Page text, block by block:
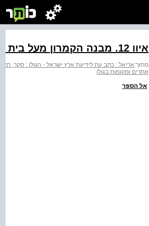
איוו ‭.12‬ מבנה הקמרון מעל בית המעיין
מתוך:אריאל : כתב עת לידיעת ארץ ישראל - הגולן : סקר,
אתרים ומקומות בגולן
אל הספר